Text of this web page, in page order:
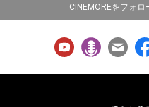
CINEMOREをフォ